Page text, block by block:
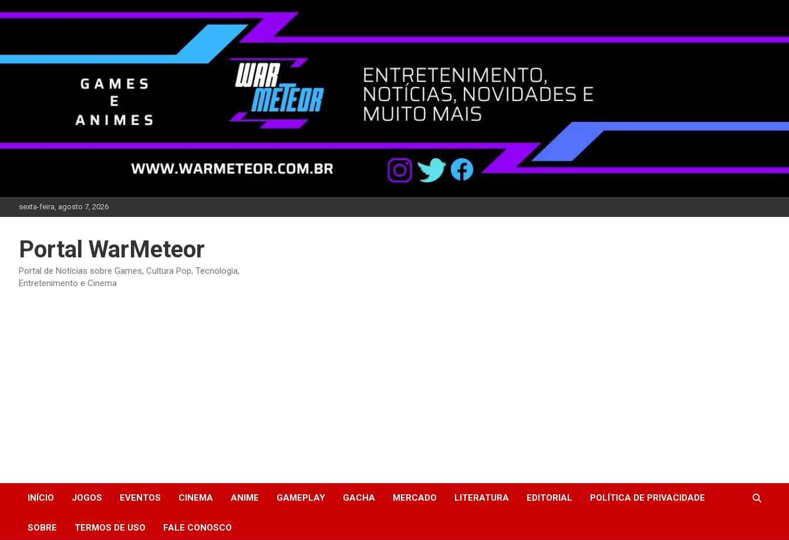
to
sexta-feira, agosto 7, 2026
Portal WarMeteor
Portal de Notícias sobre Games, Cultura Pop, Tecnologia,
Entretenimento e Cinema
INÍCIO JOGOS EVENTOS CINEMA ANIME GAMEPLAY GACHA MERCADO LITERATURA EDITORIAL POLÍTICA DE PRIVACIDADE
SOBRE TERMOS DE USO FALE CONOSCO